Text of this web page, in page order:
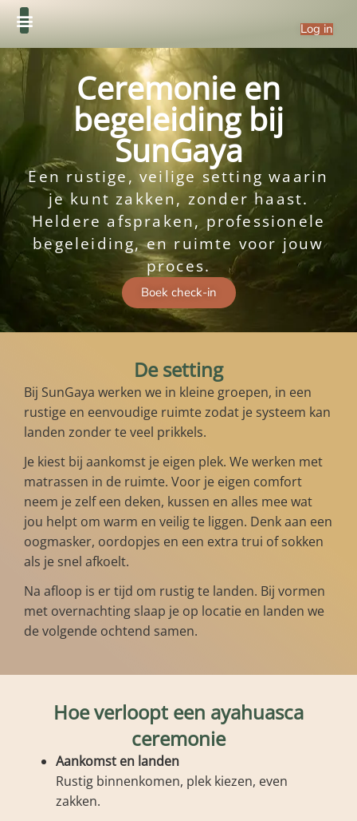
Log in
Ceremonie en
begeleiding bij
SunGaya
Een rustige, veilige setting waarin
je kunt zakken, zonder haast.
Heldere afspraken, professionele
begeleiding, en ruimte voor jouw
proces.
Boek check-in
De setting
Bij SunGaya werken we in kleine groepen, in een
rustige en eenvoudige ruimte zodat je systeem kan
landen zonder te veel prikkels.
Je kiest bij aankomst je eigen plek. We werken met
matrassen in de ruimte. Voor je eigen comfort
neem je zelf een deken, kussen en alles mee wat
jou helpt om warm en veilig te liggen. Denk aan een
oogmasker, oordopjes en een extra trui of sokken
als je snel afkoelt.
Na afloop is er tijd om rustig te landen. Bij vormen
met overnachting slaap je op locatie en landen we
de volgende ochtend samen.
Hoe verloopt een ayahuasca
ceremonie
Aankomst en landen
Rustig binnenkomen, plek kiezen, even
zakken.